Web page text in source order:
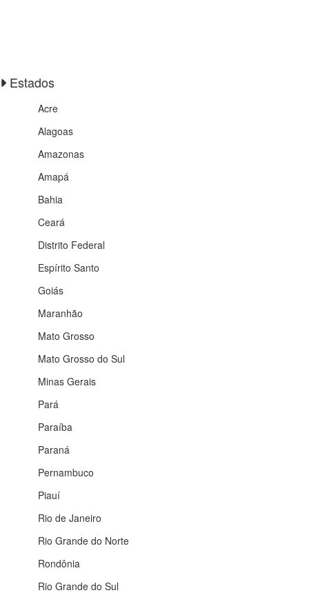
Estados
Acre
Alagoas
Amazonas
Amapá
Bahia
Ceará
Distrito Federal
Espírito Santo
Goiás
Maranhão
Mato Grosso
Mato Grosso do Sul
Minas Gerais
Pará
Paraíba
Paraná
Pernambuco
Piauí
Rio de Janeiro
Rio Grande do Norte
Rondônia
Rio Grande do Sul